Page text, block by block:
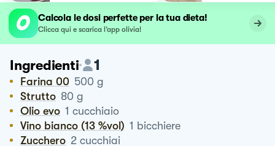
Calcola le dosi perfette per la tua dieta!
Clicca qui e scarica l’app olivia!
Ingredienti 1
Farina 00 500 g
Strutto 80 g
Olio evo 1 cucchiaio
Vino bianco (13 %vol) 1 bicchiere
Zucchero 2 cucchiai